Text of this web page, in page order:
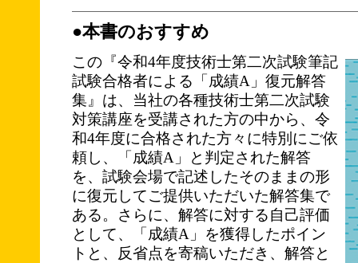
●本書のおすすめ
この『令和4年度技術士第二次試験筆記
試験合格者による「成績A」復元解答
集』は、当社の各種技術士第二次試験
対策講座を受講された方の中から、令
和4年度に合格された方々に特別にご依
頼し、「成績A」と判定された解答
を、試験会場で記述したそのままの形
に復元してご提供いただいた解答集で
ある。さらに、解答に対する自己評価
として、「成績A」を獲得したポイン
トと、反省点を寄稿いただき、解答と